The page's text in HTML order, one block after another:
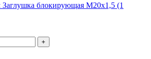
Заглушка блокирующая M20x1,5 (1
+